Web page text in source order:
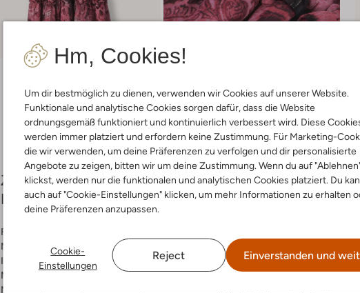
Hm, Cookies!
Um dir bestmöglich zu dienen, verwenden wir Cookies auf unserer Website.
Funktionale und analytische Cookies sorgen dafür, dass die Website
ordnungsgemäß funktioniert und kontinuierlich verbessert wird. Diese
werden immer platziert und erfordern keine Zustimmung. Für Marketing-
die wir verwenden, um deine Präferenzen zu verfolgen und dir personalisierte
Angebote zu zeigen, bitten wir um deine Zustimmung. Wenn du auf
klickst, werden nur die funktionalen und analytischen Cookies platziert. Du
auch auf "Cookie-Einstellungen" klicken, um mehr Informationen zu erhalten
deine Präferenzen anzupassen.
Cookie-
Einstellungen
Reject Einverstanden und
Lieferung & Rückgabe
Zusammensetzung &
Passform
Farbe :
Muster:
Bedruckt
Innenmaterial:
Polyester
Material:
Materiaalpercentages:
Waschanleitung
Max. 110 °C
Nicht Wringen / Schleudern